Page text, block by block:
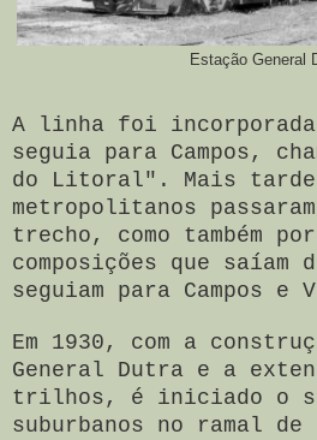
Estação General
A linha foi
seguia para Campos,
do Litoral". Mais
metropolitanos
trecho, como também
composições que
seguiam para Campos e
Em 1930, com a
General Dutra e a
trilhos, é iniciado o
suburbanos no ramal